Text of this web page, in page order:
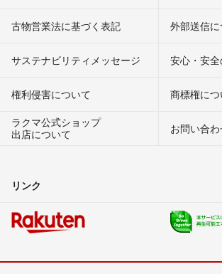
古物営業法に基づく表記 外部送信
サステナビリティメッセージ 安心・安
権利侵害について
商標権につ
ラクマ公式ショップ
出店について
お問い合
リンク